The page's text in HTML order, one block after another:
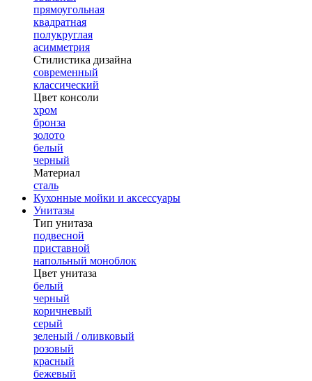
прямоугольная
квадратная
полукруглая
асимметрия
Стилистика дизайна
современный
классический
Цвет консоли
хром
бронза
золото
белый
черный
Материал
сталь
Кухонные мойки и аксессуары
Унитазы
Тип унитаза
подвесной
приставной
напольный моноблок
Цвет унитаза
белый
черный
коричневый
серый
зеленый / оливковый
розовый
красный
бежевый